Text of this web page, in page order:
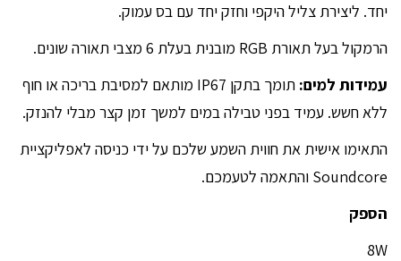
יחד. ליצירת צליל היקפי וחזק יחד עם בס עמוק.
הרמקול בעל תאורת RGB מובנית בעלת 6 מצבי תאורה שונים.
עמידות למים:
תומך בתקן IP67 מותאם למסיבת בריכה או חוף
ללא חשש. עמיד בפני טבילה במים למשך זמן קצר מבלי להנזק.
התאימו אישית את חווית השמע שלכם על ידי כניסה לאפליקציית
Soundcore והתאמה לטעמכם.
הספק
8W